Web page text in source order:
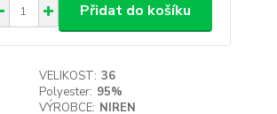
Přidat do košíku
VELIKOST: 36
Polyester: 95%
VÝROBCE: NIREN